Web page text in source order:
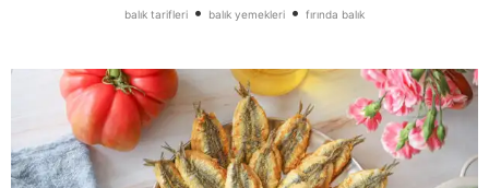
balık tarifleri • balık yemekleri • fırında balık